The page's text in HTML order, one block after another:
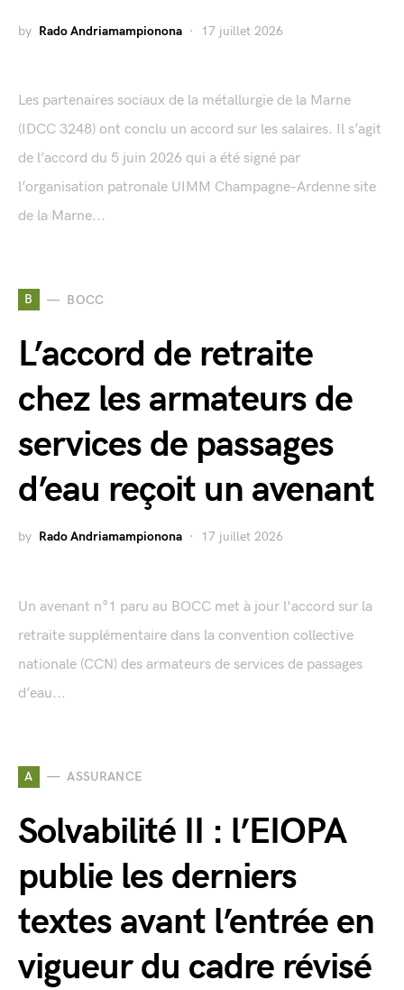
by Rado Andriamampionona 17 juillet 2026
Les partenaires sociaux de la métallurgie de la Marne
(IDCC 3248) ont conclu un accord sur les salaires. Il s’agit
de l’accord du 5 juin 2026 qui a été signé par
l’organisation patronale UIMM Champagne-Ardenne site
de la Marne...
B BOCC
L’accord de retraite
chez les armateurs de
services de passages
d’eau reçoit un avenant
by Rado Andriamampionona 17 juillet 2026
Un avenant n°1 paru au BOCC met à jour l'accord sur la
retraite supplémentaire dans la convention collective
nationale (CCN) des armateurs de services de passages
d’eau...
A ASSURANCE
Solvabilité II : l’EIOPA
publie les derniers
textes avant l’entrée en
vigueur du cadre révisé